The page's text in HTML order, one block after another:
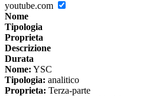
youtube.com
Nome
Tipologia
Proprieta
Descrizione
Durata
Nome: YSC
Tipologia: analitico
Proprieta: Terza-parte